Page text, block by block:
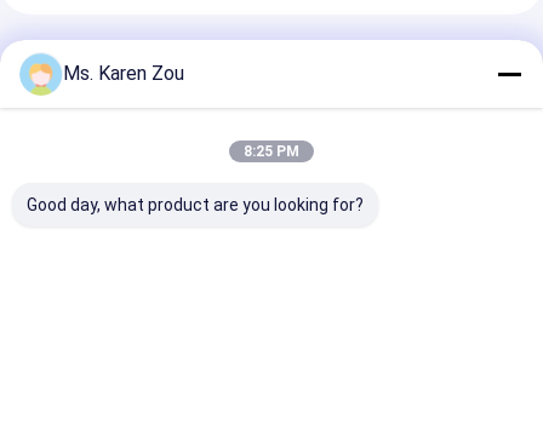
अनुशंसित उत्पाद
Ms. Karen Zou
8:25 PM
Good day, what product are you looking for?